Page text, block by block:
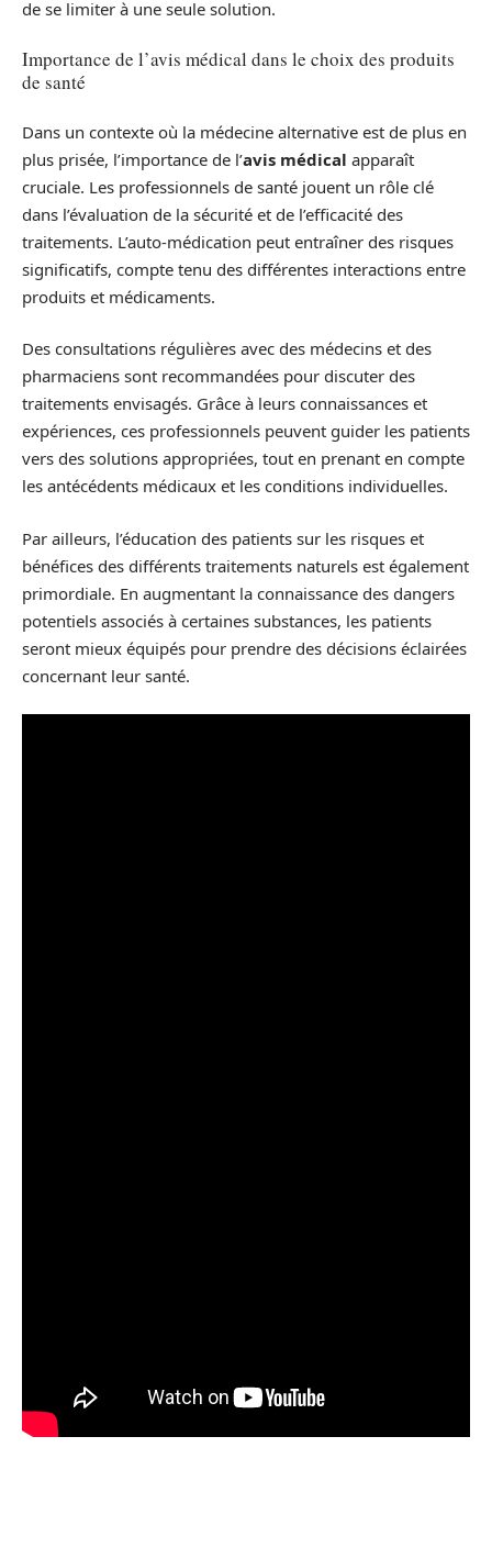
de se limiter à une seule solution.
Importance de l’avis médical dans le choix des produits
de santé
Dans un contexte où la médecine alternative est de plus en
plus prisée, l’importance de l’avis médical apparaît
cruciale. Les professionnels de santé jouent un rôle clé
dans l’évaluation de la sécurité et de l’efficacité des
traitements. L’auto-médication peut entraîner des risques
significatifs, compte tenu des différentes interactions entre
produits et médicaments.
Des consultations régulières avec des médecins et des
pharmaciens sont recommandées pour discuter des
traitements envisagés. Grâce à leurs connaissances et
expériences, ces professionnels peuvent guider les patients
vers des solutions appropriées, tout en prenant en compte
les antécédents médicaux et les conditions individuelles.
Par ailleurs, l’éducation des patients sur les risques et
bénéfices des différents traitements naturels est également
primordiale. En augmentant la connaissance des dangers
potentiels associés à certaines substances, les patients
seront mieux équipés pour prendre des décisions éclairées
concernant leur santé.